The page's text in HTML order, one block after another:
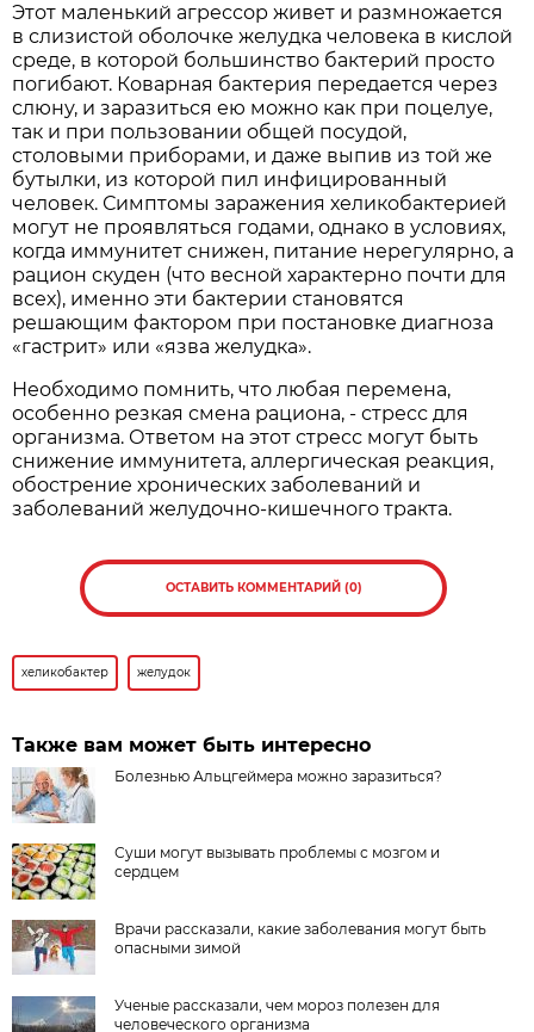
Этот маленький агрессор живет и размножается
в слизистой оболочке желудка человека в кислой
среде, в которой большинство бактерий просто
погибают. Коварная бактерия передается через
слюну, и заразиться ею можно как при поцелуе,
так и при пользовании общей посудой,
столовыми приборами, и даже выпив из той же
бутылки, из которой пил инфицированный
человек. Симптомы заражения хеликобактерией
могут не проявляться годами, однако в условиях,
когда иммунитет снижен, питание нерегулярно, а
рацион скуден (что весной характерно почти для
всех), именно эти бактерии становятся
решающим фактором при постановке диагноза
«гастрит» или «язва желудка».
Необходимо помнить, что любая перемена,
особенно резкая смена рациона, - стресс для
организма. Ответом на этот стресс могут быть
снижение иммунитета, аллергическая реакция,
обострение хронических заболеваний и
заболеваний желудочно-кишечного тракта.
ОСТАВИТЬ КОММЕНТАРИЙ (0)
хеликобактер желудок
Также вам может быть интересно
Болезнью Альцгеймера можно заразиться?
Суши могут вызывать проблемы с мозгом и
сердцем
Врачи рассказали, какие заболевания могут быть
опасными зимой
Ученые рассказали, чем мороз полезен для
человеческого организма